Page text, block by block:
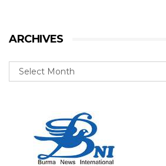
ARCHIVES